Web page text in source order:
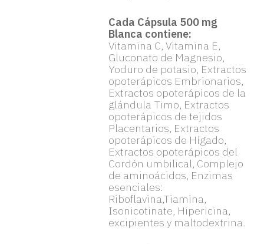
Cada Cápsula 500 mg
Blanca contiene:
Vitamina C, Vitamina E,
Gluconato de Magnesio,
Yoduro de potasio, Extractos
opoterápicos Embrionarios,
Extractos opoterápicos de la
glándula Timo, Extractos
opoterápicos de tejidos
Placentarios, Extractos
opoterápicos de Hígado,
Extractos opoterápicos del
Cordón umbilical, Complejo
de aminoácidos, Enzimas
esenciales:
Riboflavina,Tiamina,
Isonicotinate, Hipericina,
excipientes y maltodextrina.